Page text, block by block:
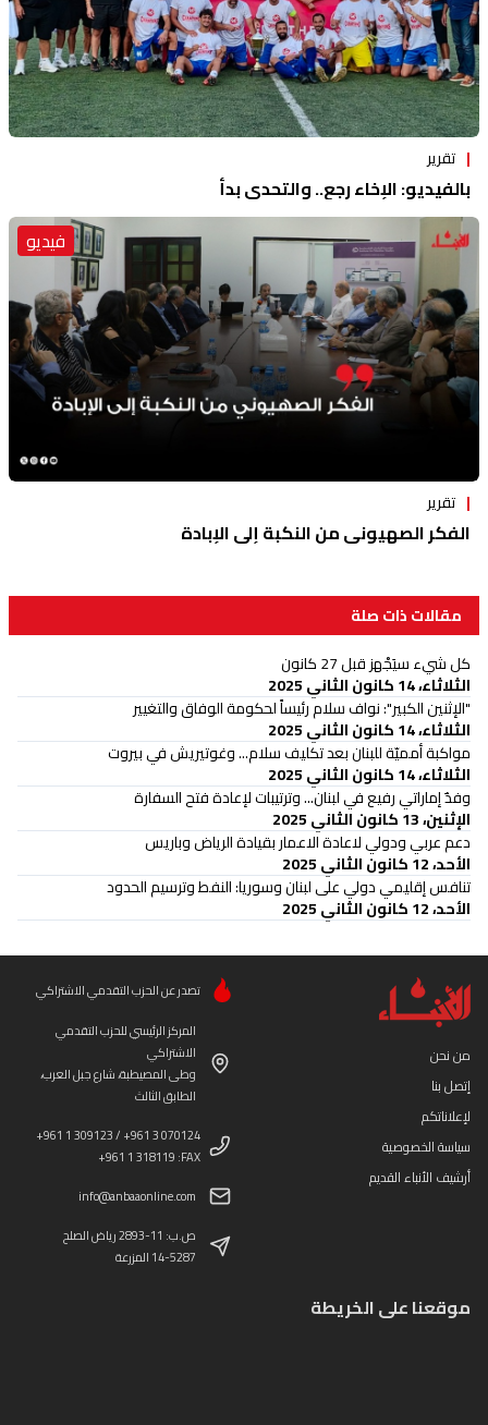
تقرير
بالفيديو: الإخاء رجع.. والتحدي بدأ
فيديو
تقرير
الفكر الصهيوني من النكبة إلى الإبادة
مقالات ذات صلة
كل شيء سيَجْهز قبل 27 كانون
الثلاثاء، 14 كانون الثاني 2025
"الإثنين الكبير": نواف سلام رئيساً لحكومة الوفاق والتغيير
الثلاثاء، 14 كانون الثاني 2025
مواكبة أمميّة للبنان بعد تكليف سلام... وغوتيريش في بيروت
الثلاثاء، 14 كانون الثاني 2025
وفدٌ إماراتي رفيع في لبنان... وترتيبات لإعادة فتح السفارة
الإثنين، 13 كانون الثاني 2025
دعم عربي ودولي لاعادة الاعمار بقيادة الرياض وباريس
الأحد، 12 كانون الثاني 2025
تنافس إقليمي دولي على لبنان وسوريا: النفط وترسيم الحدود
الأحد، 12 كانون الثاني 2025
من نحن
إتصل بنا
لإعلاناتكم
سياسة الخصوصية
أرشيف الأنباء القديم
تصدر عن الحزب التقدمي الاشتراكي
المركز الرئيسي للحزب التقدمي
الاشتراكي
وطى المصيطبة، شارع جبل العرب،
الطابق الثالث
+961 1 309123 / +961 3 070124
+961 1 318119 :FAX
info@anbaaonline.com
ص.ب: 11-2893 رياض الصلح
14-5287 المزرعة
موقعنا على الخريطة